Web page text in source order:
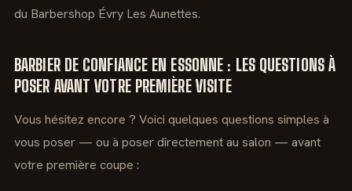
du Barbershop Évry Les Aunettes.
BARBIER DE CONFIANCE EN ESSONNE : LES QUESTIONS À
POSER AVANT VOTRE PREMIÈRE VISITE
Vous hésitez encore ? Voici quelques questions simples à
vous poser — ou à poser directement au salon — avant
votre première coupe :